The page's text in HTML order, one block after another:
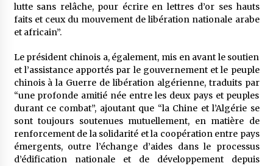
lutte sans relâche, pour écrire en lettres d’or ses hauts
faits et ceux du mouvement de libération nationale arabe
et africain”.
Le président chinois a, également, mis en avant le soutien
et l’assistance apportés par le gouvernement et le peuple
chinois à la Guerre de libération algérienne, traduits par
“une profonde amitié née entre les deux pays et peuples
durant ce combat”, ajoutant que “la Chine et l’Algérie se
sont toujours soutenues mutuellement, en matière de
renforcement de la solidarité et la coopération entre pays
émergents, outre l’échange d’aides dans le processus
d’édification nationale et de développement depuis